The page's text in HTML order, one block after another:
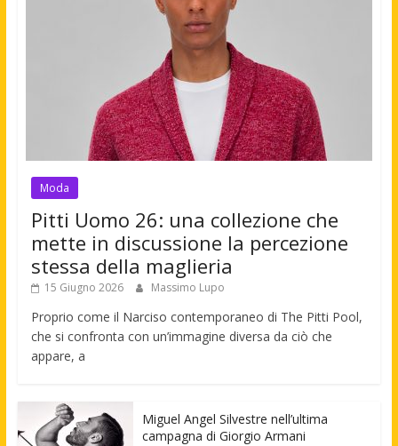
Moda
Pitti Uomo 26: una collezione che
mette in discussione la percezione
stessa della maglieria
15 Giugno 2026 Massimo Lupo
Proprio come il Narciso contemporaneo di The Pitti Pool,
che si confronta con un’immagine diversa da ciò che
appare, a
Miguel Angel Silvestre nell’ultima
campagna di Giorgio Armani